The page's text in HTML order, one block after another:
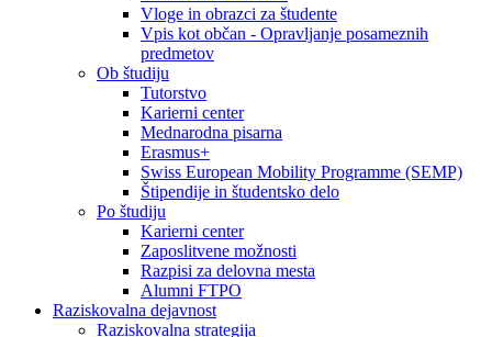
Vloge in obrazci za študente
Vpis kot občan - Opravljanje posameznih
predmetov
Ob študiju
Tutorstvo
Karierni center
Mednarodna pisarna
Erasmus+
Swiss European Mobility Programme (SEMP)
Štipendije in študentsko delo
Po študiju
Karierni center
Zaposlitvene možnosti
Razpisi za delovna mesta
Alumni FTPO
Raziskovalna dejavnost
Raziskovalna strategija